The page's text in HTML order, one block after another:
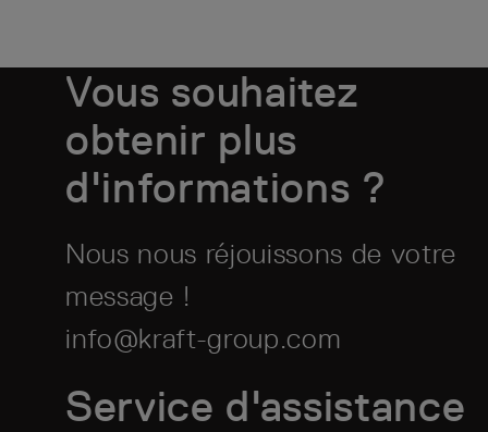
Vous souhaitez
obtenir plus
d'informations ?
Nous nous réjouissons de votre
message !
info@kraft-group.com
Service d'assistance